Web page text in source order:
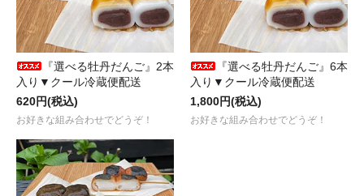
『選べる牡丹だんご』2本
入り▼クール冷蔵便配送
620円(税込)
お好きな組み合わせでどうぞ！
『選べる牡丹だんご』6本
入り▼クール冷蔵便配送
1,800円(税込)
お好きな組み合わせでどうぞ！